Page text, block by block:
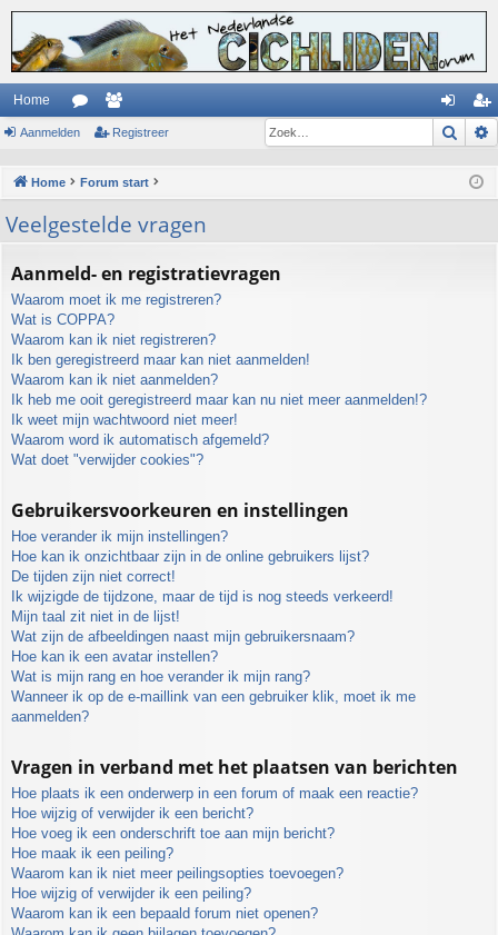
Home
or
m
s
ed an
el
eg
re
Aanmelden Registreer Zoek
Home Forum start
Veelgestelde vragen
Aanmeld- en registratievragen
Waarom moet ik me registreren?
Wat is COPPA?
Waarom kan ik niet registreren?
Ik ben geregistreerd maar kan niet aanmelden!
Waarom kan ik niet aanmelden?
Ik heb me ooit geregistreerd maar kan nu niet meer aanmelden!?
Ik weet mijn wachtwoord niet meer!
Waarom word ik automatisch afgemeld?
Wat doet "verwijder cookies"?
Gebruikersvoorkeuren en instellingen
Hoe verander ik mijn instellingen?
Hoe kan ik onzichtbaar zijn in de online gebruikers lijst?
De tijden zijn niet correct!
Ik wijzigde de tijdzone, maar de tijd is nog steeds verkeerd!
Mijn taal zit niet in de lijst!
Wat zijn de afbeeldingen naast mijn gebruikersnaam?
Hoe kan ik een avatar instellen?
Wat is mijn rang en hoe verander ik mijn rang?
Wanneer ik op de e-maillink van een gebruiker klik, moet ik me
aanmelden?
Vragen in verband met het plaatsen van berichten
Hoe plaats ik een onderwerp in een forum of maak een reactie?
Hoe wijzig of verwijder ik een bericht?
Hoe voeg ik een onderschrift toe aan mijn bericht?
Hoe maak ik een peiling?
Waarom kan ik niet meer peilingsopties toevoegen?
Hoe wijzig of verwijder ik een peiling?
Waarom kan ik een bepaald forum niet openen?